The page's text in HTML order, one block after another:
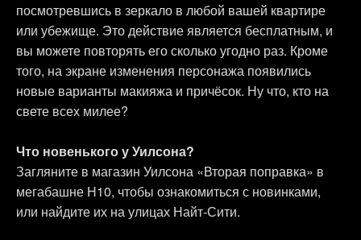
посмотревшись в зеркало в любой вашей квартире
или убежище. Это действие является бесплатным, и
вы можете повторять его сколько угодно раз. Кроме
того, на экране изменения персонажа появились
новые варианты макияжа и причёсок. Ну что, кто на
свете всех милее?
Что новенького у Уилсона?
Загляните в магазин Уилсона «Вторая поправка» в
мегабашне Н10, чтобы ознакомиться с новинками,
или найдите их на улицах Найт-Сити.